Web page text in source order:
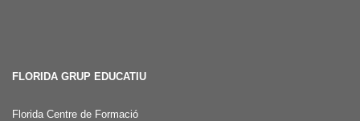
FLORIDA GRUP EDUCATIU
Florida Centre de Formació